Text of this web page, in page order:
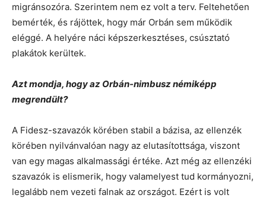
migránsozóra. Szerintem nem ez volt a terv. Feltehetően
bemérték, és rájöttek, hogy már Orbán sem működik
eléggé. A helyére náci képszerkesztéses, csúsztató
plakátok kerültek.
Azt mondja, hogy az Orbán-nimbusz némiképp
megrendült?
A Fidesz-szavazók körében stabil a bázisa, az ellenzék
körében nyilvánvalóan nagy az elutasítottsága, viszont
van egy magas alkalmassági értéke. Azt még az ellenzéki
szavazók is elismerik, hogy valamelyest tud kormányozni,
legalább nem vezeti falnak az országot. Ezért is volt